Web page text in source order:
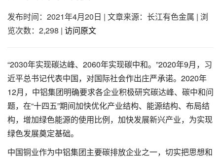
发布时间：2021年4月20日 | 文章来源：长江有色金属 | 浏
览次数：2,298 | 访问原文
“2030年实现碳达峰、2060年实现碳中和。”2020年9月，习
近平总书记代表中国，对国际社会作出庄严承诺。2020年
12月，中铝集团明确要求各企业积极研究碳达峰、碳中和问
题，在“十四五”期间加快优化产业结构、能源结构、布局结
构，增加绿色能源的使用比例，加快发展新兴产业，为实现
绿色发展奠定基础。
中国铜业作为中铝集团主要碳排放企业之一，切实把思想和